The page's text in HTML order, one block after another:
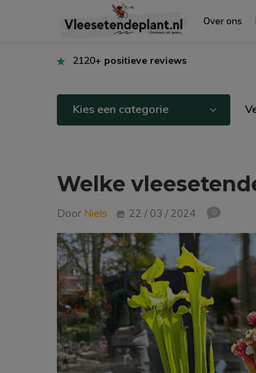
Over ons
2120+ positieve reviews
Kies een categorie
Welke
Door Niels 22 / 03 / 2024 0